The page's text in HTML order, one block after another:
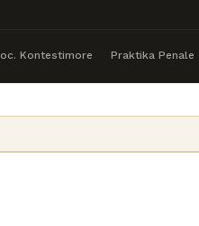
Kontestimore Praktika Penale